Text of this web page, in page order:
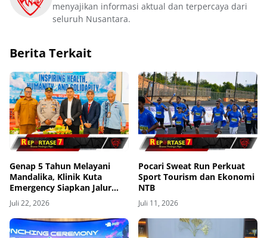
menyajikan informasi aktual dan terpercaya dari
seluruh Nusantara.
Berita Terkait
Genap 5 Tahun Melayani
Mandalika, Klinik Kuta
Emergency Siapkan Jalur
Evakuasi Udara ke Bali
Juli 22, 2026
Pocari Sweat Run Perkuat
Sport Tourism dan Ekonomi
NTB
Juli 11, 2026